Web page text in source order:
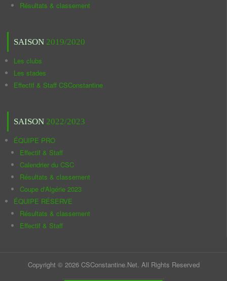
Résultats & classement
SAISON 2019/2020
Les clubs
Les stades
Effectif & Staff CSConstantine
SAISON 2022/2023
ÉQUIPE PRO
Effectif & Staff
Calendrier du CSC
Résultats & classement
Coupe d'Algérie 2023
ÉQUIPE RÉSERVE
Résultats & classement
Effectif & Staff
Copyright © 2026 CSConstantine.Net. All Rights Reserved